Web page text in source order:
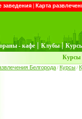
заведения | Карта
- кафе | Клубы |
Курсы
Белгорода / Курсы /